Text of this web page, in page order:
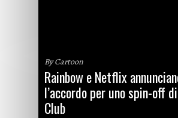
By Cartoon
Rainbow e Netflix
l’accordo per uno spin-off
Club